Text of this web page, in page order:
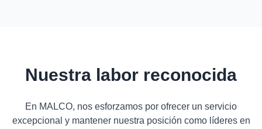
Nuestra labor reconocida
En MALCO, nos esforzamos por ofrecer un servicio
excepcional y mantener nuestra posición como líderes en